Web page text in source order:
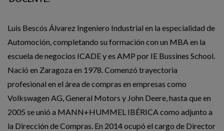
Luis Bescós Álvarez Ingeniero Industrial en la especialidad de
Automoción, comple­tando su formación con un MBA en la
escuela de negocios ICADE y es AMP por IE Bussines School.
Nació en Zaragoza en 1978. Comenzó trayectoria
profesional en el área de compras en em­presas como
Volkswagen AG, General Motors y John Deere, hasta que en
2005 se unió a MANN+HUMMEL IBÉRICA como adjunto a
la Dirección de Compras. En 2014 ocupó el cargo de Director